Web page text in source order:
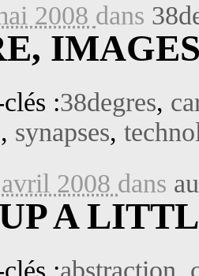
2008 dans
:38degres,
, synapses,
2008 dans
A
:abstraction